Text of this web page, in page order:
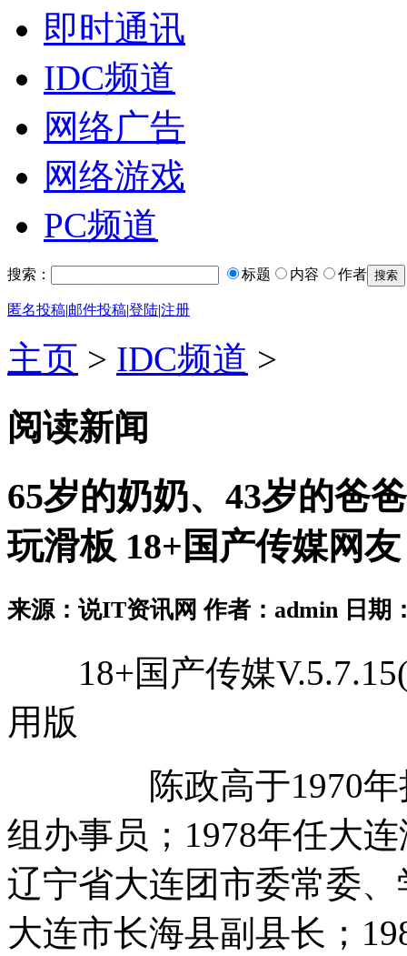
即时通讯
IDC频道
网络广告
网络游戏
PC频道
搜索： 标题 内容 作者
匿名投稿|邮件投稿|登陆|注册
主页 > IDC频道 >
阅读新闻
65岁的奶奶、43岁的爸
玩滑板 18+国产传媒网
来源：说IT资讯网 作者：admin 日期
18+国产传媒V.5.7.15(
用版
陈政高于1970年担
组办事员；1978年任大
辽宁省大连团市委常委
大连市长海县副县长；